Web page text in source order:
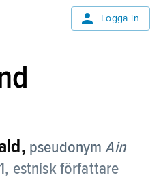
Logga in
pseudonymAin
estnisk författare